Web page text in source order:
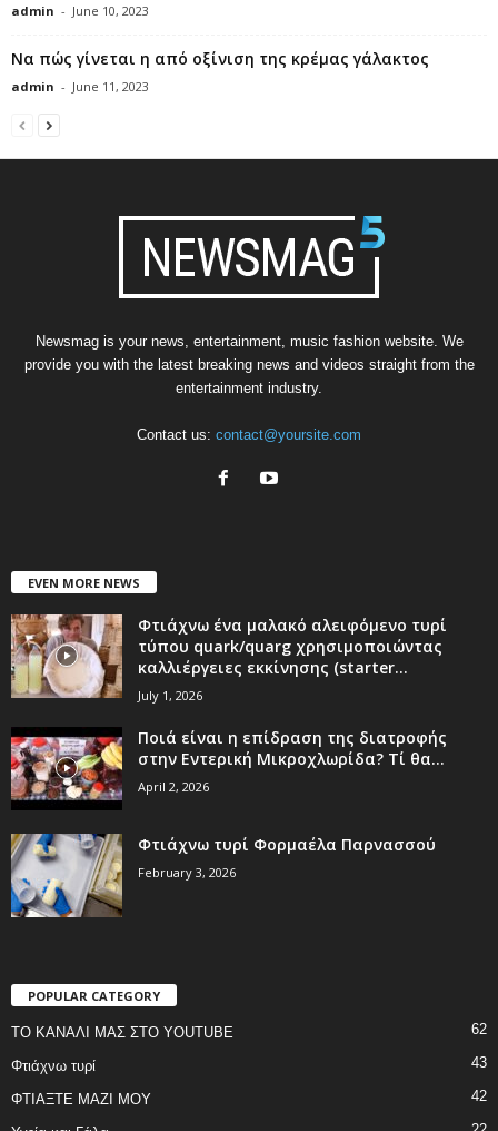
admin - June 10, 2023
Να πώς γίνεται η από οξίνιση της κρέμας γάλακτος
admin - June 11, 2023
Newsmag is your news, entertainment, music fashion website. We
provide you with the latest breaking news and videos straight from the
entertainment industry.
Contact us: contact@yoursite.com
EVEN MORE NEWS
Φτιάχνω ένα μαλακό αλειφόμενο τυρί
τύπου quark/quarg χρησιμοποιώντας
καλλιέργειες εκκίνησης (starter...
July 1, 2026
Ποιά είναι η επίδραση της διατροφής
στην Εντερική Μικροχλωρίδα? Τί θα...
April 2, 2026
Φτιάχνω τυρί Φορμαέλα Παρνασσού
February 3, 2026
POPULAR CATEGORY
ΤΟ ΚΑΝΑΛΙ ΜΑΣ ΣΤΟ YOUTUBE 62
Φτιάχνω τυρί 43
ΦΤΙΑΞΤΕ ΜΑΖΙ ΜΟΥ 42